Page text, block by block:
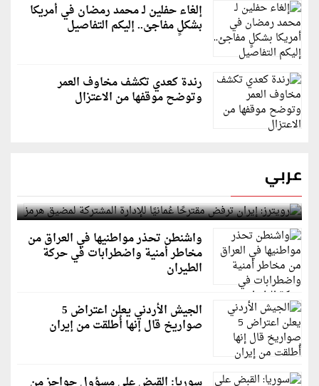
إلغاء حفلين لـ محمد رمضان في أمريكا
بشكلٍ مفاجئ.. إليكم التفاصيل
رندة كعدي تكشف مخاوف العمر
وتوضح موقفها من الاعتزال
عربي
رويترز: إيران ترفض مقترحًا عُمانيًا للإدارة المشتركة
لمضيق هرمز
واشنطن تحذر مواطنيها في العراق من
مخاطر أمنية واضطرابات في حركة
الطيران
الجيش الأردني يعلن اعتراض 5
صواريخ قال إنها أُطلقت من إيران